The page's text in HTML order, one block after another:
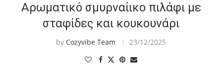
Αρωματικό σμυρναίικο πιλάφι με
σταφίδες και κουκουνάρι
by Cozyvibe Team 23/12/2025